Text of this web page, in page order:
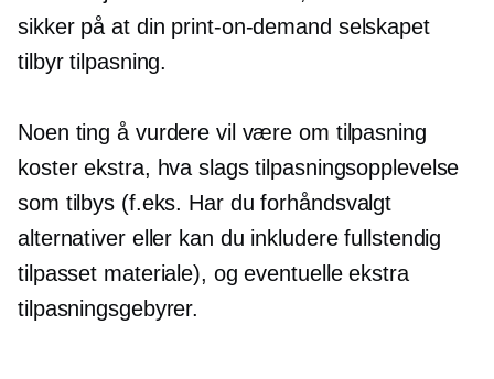
sikker på at din print-on-demand selskapet
tilbyr tilpasning.
Noen ting å vurdere vil være om tilpasning
koster ekstra, hva slags tilpasningsopplevelse
som tilbys (f.eks. Har duforhåndsvalgt
alternativer eller kan du inkludere fullstendig
tilpasset materiale), og eventuelle ekstra
tilpasningsgebyrer.